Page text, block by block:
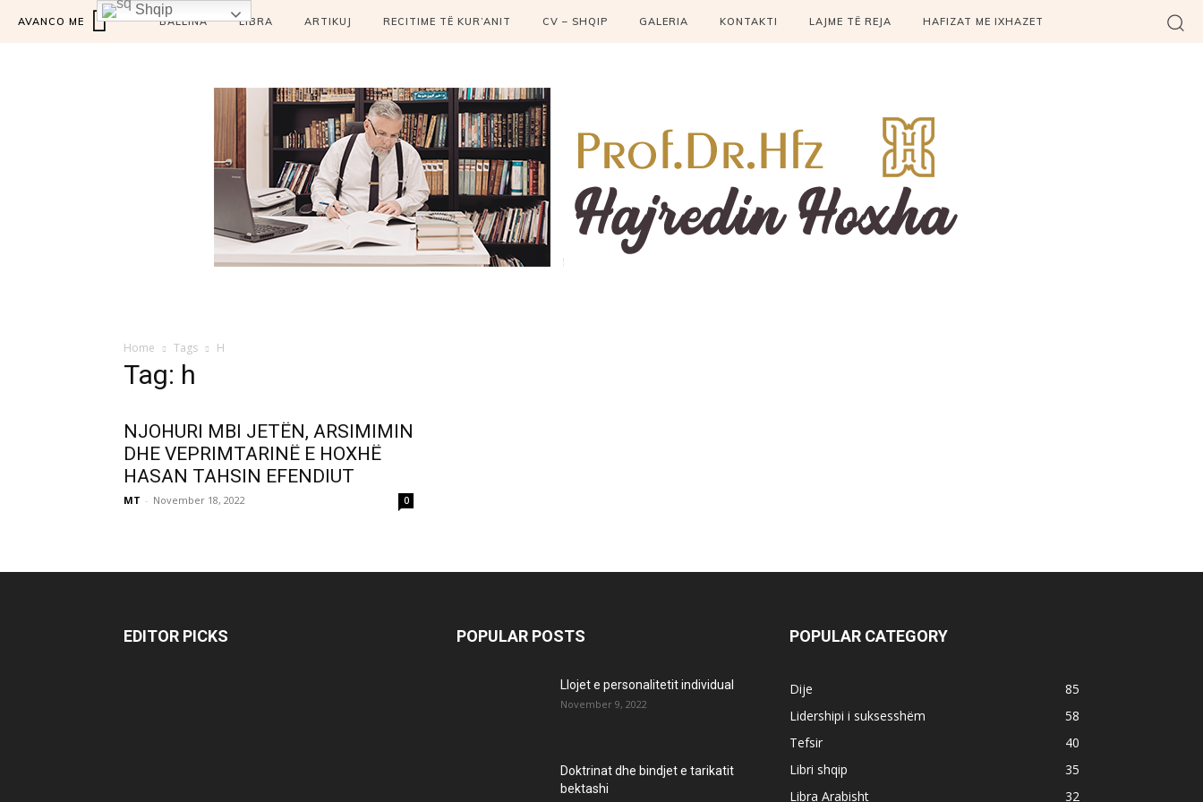
AVANCO ME BALLINA LIBRA ARTIKUJ RECITIME TË KUR’ANIT CV – SHQIP GALERIA KONTAKTI LAJME TË REJA HAFIZAT ME IXHAZET
Home Tags H
Tag: h
NJOHURI MBI JETËN, ARSIMIMIN
DHE VEPRIMTARINË E HOXHË
HASAN TAHSIN EFENDIUT
MT - November 18, 2022 0
EDITOR PICKS POPULAR POSTS
Llojet e personalitetit individual
November 9, 2022
Doktrinat dhe bindjet e tarikatit
bektashi
POPULAR CATEGORY
Dije
85
Lidershipi i suksesshëm
58
Tefsir
40
Libri shqip
35
Libra Arabisht
32
Shqip